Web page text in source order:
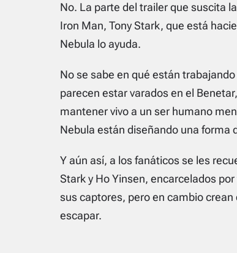
No. La parte del trailer que suscita
Iron Man, Tony Stark, que está
Nebula lo ayuda.
No se sabe en qué están
parecen estar varados en el
mantener vivo a un ser humano
Nebula están diseñando una forma
Y aún así, a los fanáticos se les
Stark y Ho Yinsen, encarcelados
sus captores, pero en cambio
escapar.